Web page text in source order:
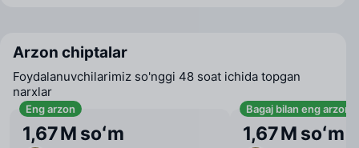
Arzon chiptalar
Foydalanuvchilarimiz so'nggi 48 soat ichida topgan
narxlar
Eng arzon
1,67 M soʻm
Bagaj bilan eng arzon
1,67 M soʻm